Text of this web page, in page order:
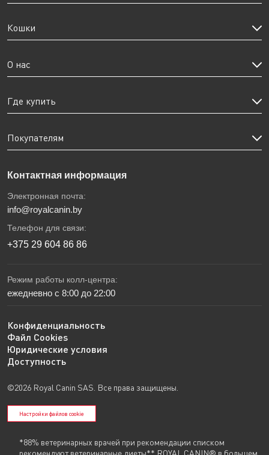
Кошки
О нас
Где купить
Покупателям
Контактная информация
Электронная почта:
info@royalcanin.by
Телефон для связи:
+375 29 604 86 86
Режим работы колл-центра:
ежедневно с 8:00 до 22:00
Конфиденциальность
Файл Cookies
Юридические условия
Доступность
©2026 Royal Canin SAS. Все права защищены.
Настройки файлов cookie
*88% ветеринарных врачей при рекомендации списком